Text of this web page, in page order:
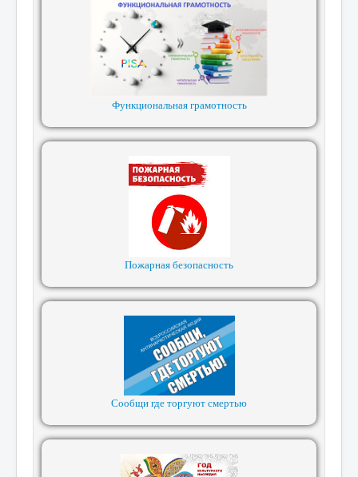
Функциональная грамотность
Пожарная безопасность
Сообщи где торгуют смертью